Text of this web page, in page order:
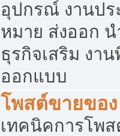
อุปกรณ์ งานป
หมาย ส่งออก น
ธุรกิจเสริม งา
ออกแบบ
โพสต์ขายของ
เทคนิคการโพ